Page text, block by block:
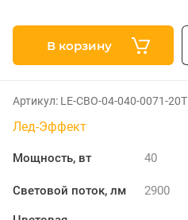
В корзину
Артикул: LE-СВО-04-040-0071-20Т
Лед-Эффект
Мощность, вт 40
Световой поток, лм 2900